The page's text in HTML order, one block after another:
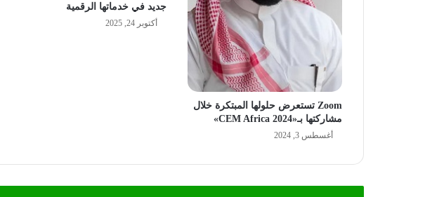
Zoom تستعرض حلولها المبتكرة خلال
مشاركتها بـ«CEM Africa 2024»
أغسطس 3, 2024
جديد في خدماتها الرقمية
أكتوبر 24, 2025